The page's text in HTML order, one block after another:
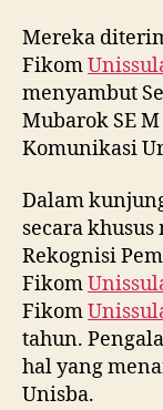
Mereka
Fikom
menyambut
Mubarok SE
Komunikasi
Dalam
secara
Rekognisi
Fikom
Fikom
tahun.
hal yang
Unisba.